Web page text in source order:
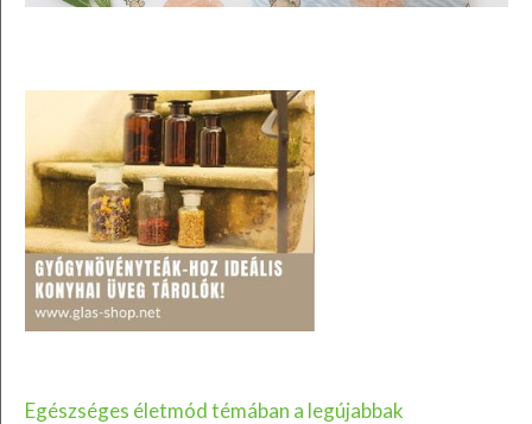
Egészséges életmód témában a legújabbak